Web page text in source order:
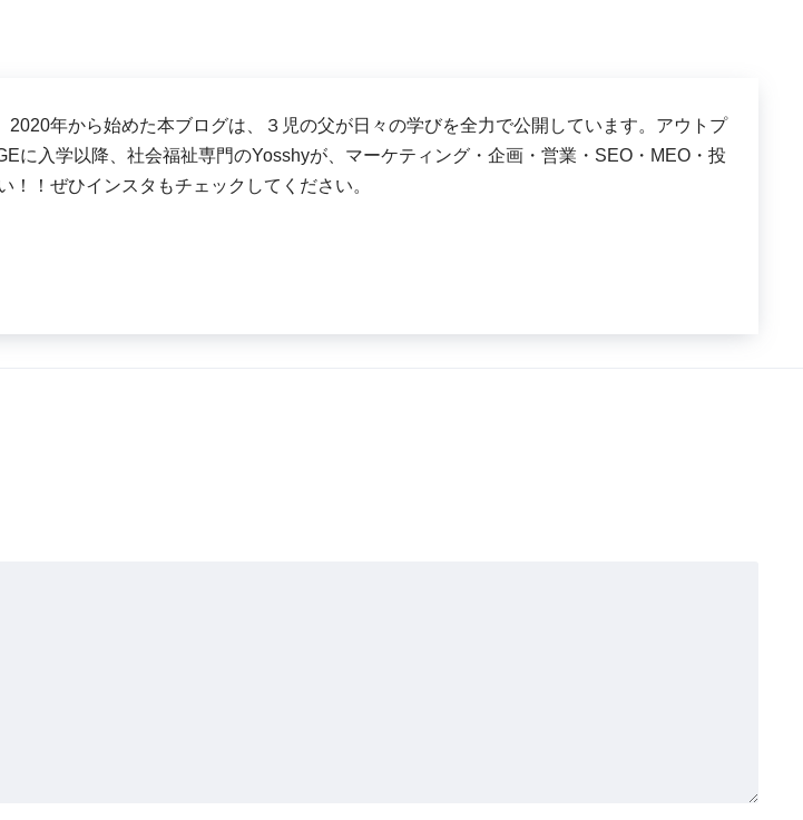
年から始めた本ブログは、３児の父が日々の学びを全力で公開しています。アウトプ
に入学以降、社会福祉専門のYosshyが、マーケティング・企画・営業・SEO・MEO・投
！ぜひインスタもチェックしてください。